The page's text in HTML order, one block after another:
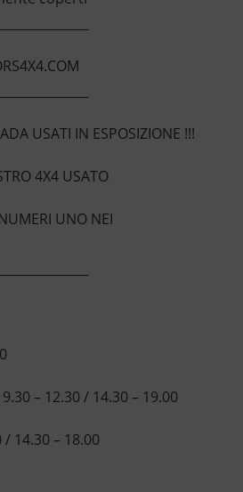
USATI IN ESPOSIZIONE !!!
4X4 USATO
UNO NEI
– 12.30 / 14.30 – 19.00
/ 14.30 – 18.00